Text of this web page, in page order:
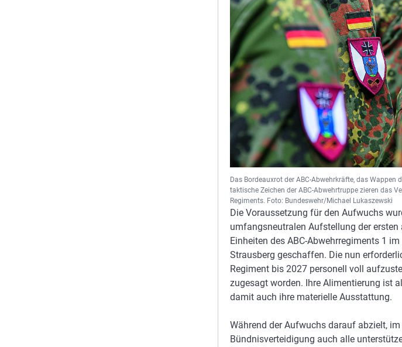
Das Bordeauxrot der ABC-Abwehrkräfte, das Wappen
taktische Zeichen der ABC-Abwehrtruppe zieren das
Regiments. Foto: Bundeswehr/Michael Lukaszewski
Die Voraussetzung für den Aufwuchs
umfangsneutralen Aufstellung der
Einheiten des ABC-Abwehrregiments 1
Strausberg geschaffen. Die nun
Regiment bis 2027 personell voll
zugesagt worden. Ihre Alimentierung ist
damit auch ihre materielle Ausstattung.
Während der Aufwuchs darauf abzielt, im
Bündnisverteidigung auch alle